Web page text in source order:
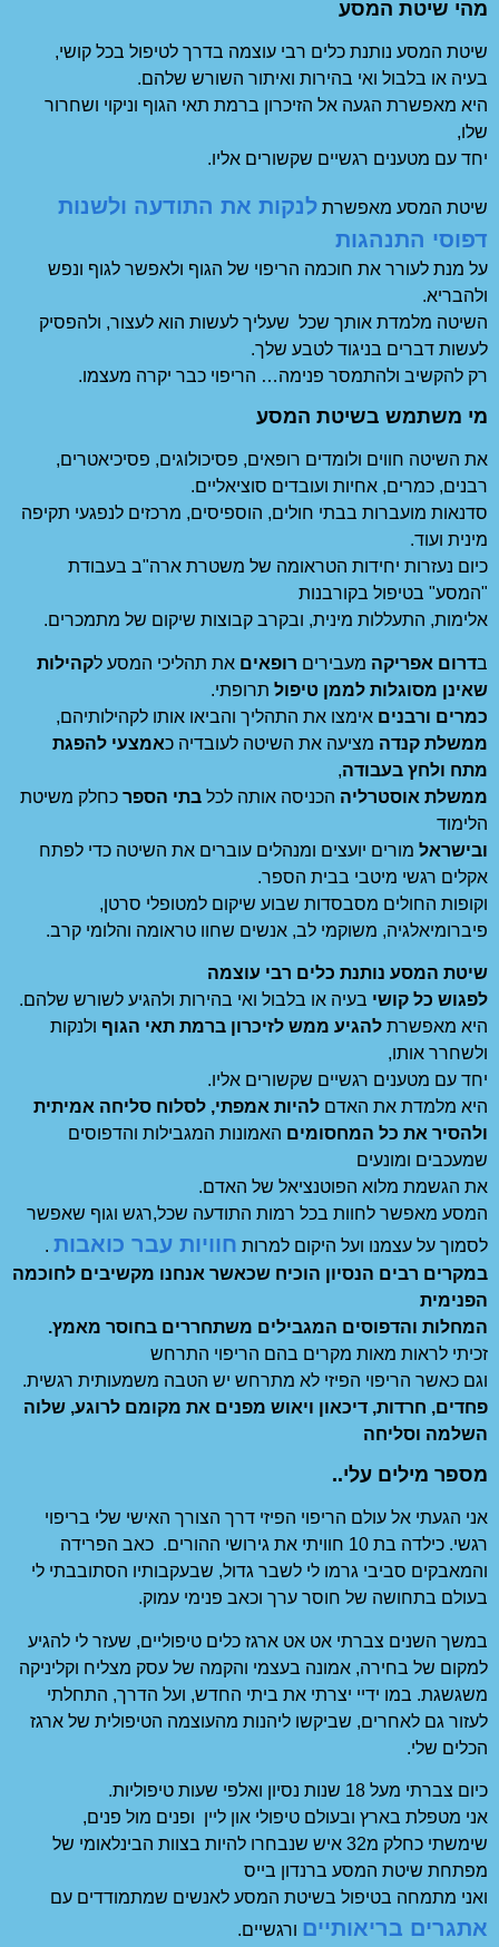
מהי שיטת המסע
שיטת המסע נותנת כלים רבי עוצמה בדרך לטיפול בכל קושי,
בעיה או בלבול ואי בהירות ואיתור השורש שלהם.
היא מאפשרת הגעה אל הזיכרון ברמת תאי הגוף וניקוי ושחרור
שלו,
יחד עם מטענים רגשיים שקשורים אליו.
שיטת המסע מאפשרת לנקות את התודעה ולשנות
דפוסי התנהגות
על מנת לעורר את חוכמה הריפוי של הגוף ולאפשר לגוף ונפש
ולהבריא.
השיטה מלמדת אותך שכל שעליך לעשות הוא לעצור, ולהפסיק
לעשות דברים בניגוד לטבע שלך.
רק להקשיב ולהתמסר פנימה… הריפוי כבר יקרה מעצמו.
מי משתמש בשיטת המסע
את השיטה חווים ולומדים רופאים, פסיכולוגים, פסיכיאטרים,
רבנים, כמרים, אחיות ועובדים סוציאליים.
סדנאות מועברות בבתי חולים, הוספיסים, מרכזים לנפגעי תקיפה
מינית ועוד.
כיום נעזרות יחידות הטראומה של משטרת ארה"ב בעבודת
"המסע" בטיפול בקורבנות
אלימות, התעללות מינית, ובקרב קבוצות שיקום של מתמכרים.
בדרום אפריקה מעבירים רופאים את תהליכי המסע לקהילות
שאינן מסוגלות לממן טיפול תרופתי.
כמרים ורבנים אימצו את התהליך והביאו אותו לקהילותיהם,
ממשלת קנדה מציעה את השיטה לעובדיה כאמצעי להפגת
מתח ולחץ בעבודה,
ממשלת אוסטרליה הכניסה אותה לכל בתי הספר כחלק משיטת
הלימוד
ובישראל מורים יועצים ומנהלים עוברים את השיטה כדי לפתח
אקלים רגשי מיטבי בבית הספר.
וקופות החולים מסבסדות שבוע שיקום למטופלי סרטן,
פיברומיאלגיה, משוקמי לב, אנשים שחוו טראומה והלומי קרב.
שיטת המסע נותנת כלים רבי עוצמה
לפגוש כל קושי בעיה או בלבול ואי בהירות ולהגיע לשורש שלהם.
היא מאפשרת להגיע ממש לזיכרון ברמת תאי הגוף ולנקות
ולשחרר אותו,
יחד עם מטענים רגשיים שקשורים אליו.
היא מלמדת את האדם להיות אמפתי, לסלוח סליחה אמיתית
ולהסיר את כל המחסומים האמונות המגבילות והדפוסים
שמעכבים ומונעים
את הגשמת מלוא הפוטנציאל של האדם.
המסע מאפשר לחוות בכל רמות התודעה שכל,רגש וגוף שאפשר
לסמוך על עצמנו ועל היקום למרות חוויות עבר כואבות .
במקרים רבים הנסיון הוכיח שכאשר אנחנו מקשיבים לחוכמה
הפנימית
המחלות והדפוסים המגבילים משתחררים בחוסר מאמץ.
זכיתי לראות מאות מקרים בהם הריפוי התרחש
וגם כאשר הריפוי הפיזי לא מתרחש יש הטבה משמעותית רגשית.
פחדים, חרדות, דיכאון ויאוש מפנים את מקומם לרוגע, שלוה
השלמה וסליחה
מספר מילים עלי..
אני הגעתי אל עולם הריפוי הפיזי דרך הצורך האישי שלי בריפוי
רגשי. כילדה בת 10 חוויתי את גירושי ההורים. כאב הפרידה
והמאבקים סביבי גרמו לי לשבר גדול, שבעקבותיו הסתובבתי לי
בעולם בתחושה של חוסר ערך וכאב פנימי עמוק.
במשך השנים צברתי אט אט ארגז כלים טיפוליים, שעזר לי להגיע
למקום של בחירה, אמונה בעצמי והקמה של עסק מצליח וקליניקה
משגשגת. במו ידיי יצרתי את ביתי החדש, ועל הדרך, התחלתי
לעזור גם לאחרים, שביקשו ליהנות מהעוצמה הטיפולית של ארגז
הכלים שלי.
כיום צברתי מעל 18 שנות נסיון ואלפי שעות טיפוליות.
אני מטפלת בארץ ובעולם טיפולי און ליין ופנים מול פנים,
שימשתי כחלק מ32 איש שנבחרו להיות בצוות הבינלאומי של
מפתחת שיטת המסע ברנדון בייס
ואני מתמחה בטיפול בשיטת המסע לאנשים שמתמודדים עם
אתגרים בריאותיים ורגשיים.